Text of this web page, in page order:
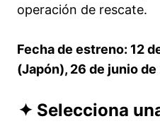
operación de rescate.
Fecha de estreno: 12
(Japón), 26 de junio
✦ Selecciona